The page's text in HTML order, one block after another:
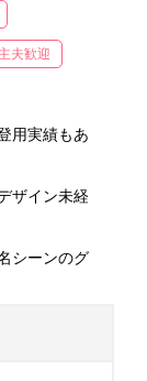
夫歓迎
用実績もあ
ザイン未経
シーンのグ